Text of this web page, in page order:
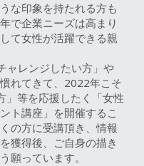
な印象を持たれる方も
で企業ニーズは高まり
て女性が活躍できる親
ャレンジしたい方」や
れてきて、2022年こそ
」等を応援したく「女性
ト講座」を開催するこ
の方に受講頂き、情報
獲得後、ご自身の描き
願っています。